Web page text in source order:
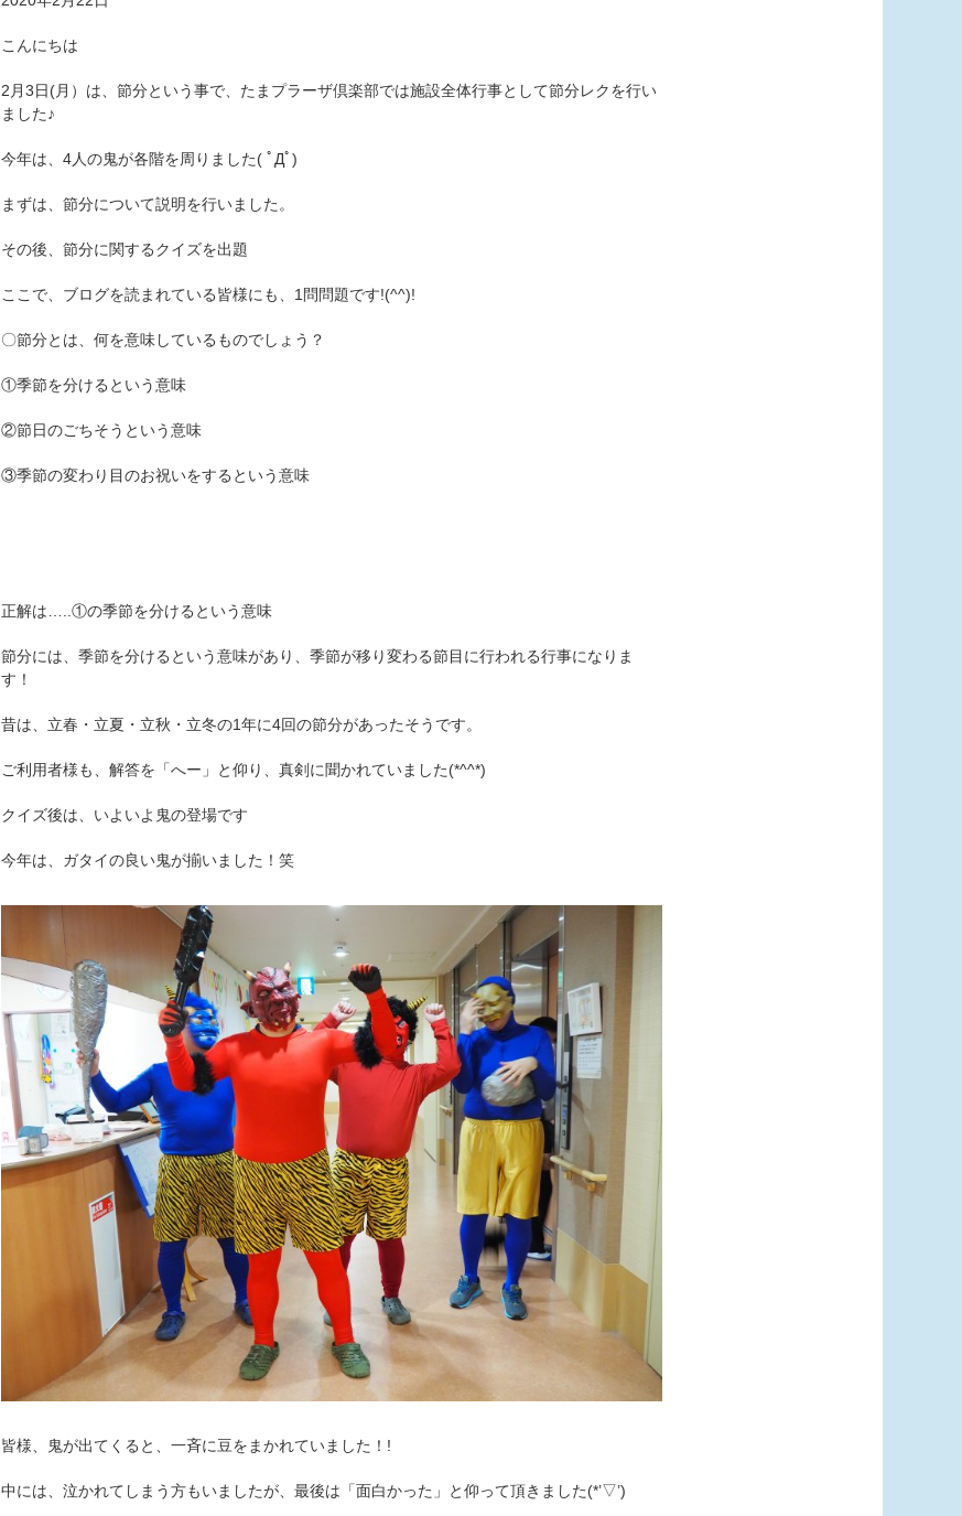
こんにちは
2月3日(月）は、節分という事で、たまプラーザ倶楽部では施設全体行事として節分レクを行い
ました♪
今年は、4人の鬼が各階を周りました( ﾟДﾟ)
まずは、節分について説明を行いました。
その後、節分に関するクイズを出題
ここで、ブログを読まれている皆様にも、1問問題です!(^^)!
〇節分とは、何を意味しているものでしょう？
①季節を分けるという意味
②節日のごちそうという意味
③季節の変わり目のお祝いをするという意味
正解は…..①の季節を分けるという意味
節分には、季節を分けるという意味があり、季節が移り変わる節目に行われる行事になりま
す！
昔は、立春・立夏・立秋・立冬の1年に4回の節分があったそうです。
ご利用者様も、解答を「へー」と仰り、真剣に聞かれていました(*^^*)
クイズ後は、いよいよ鬼の登場です
今年は、ガタイの良い鬼が揃いました！笑
皆様、鬼が出てくると、一斉に豆をまかれていました！!
中には、泣かれてしまう方もいましたが、最後は「面白かった」と仰って頂きました(*’▽’)